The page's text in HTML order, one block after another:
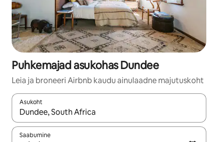
Puhkemajad asukohas Dundee
Leia ja broneeri Airbnb kaudu ainulaadne majutuskoht
Asukoht
Kui tulemused on kuvatud, liigu ekraanil nooleklahvidega või
Saabumine